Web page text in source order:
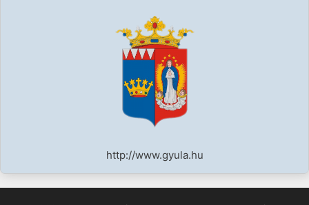
http://www.gyula.hu